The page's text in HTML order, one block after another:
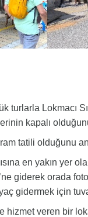
turlarla Lokmacı
kapalı
tatili olduğunu
en yakın yer
giderek orada
gidermek için
hizmet veren bir